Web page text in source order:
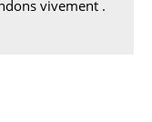
vivement .